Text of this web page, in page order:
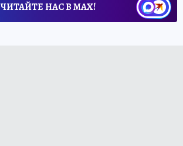
ЧИТАЙТЕ НАС В МАХ!